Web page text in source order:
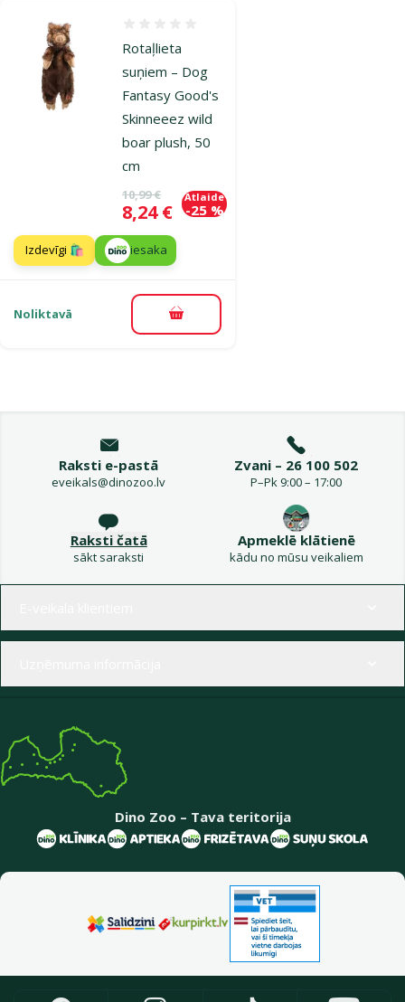
Rotaļlieta
suņiem – Dog
Fantasy Good's
Skinneeez wild
boar plush, 50
cm
Oriģinālā cena
10,99 €
Cena
8,24 €
Atlaide
-25 %
Izdevīgi 🛍️ iesaka
Noliktavā Pievienot grozam
Raksti e-pastā
eveikals@dinozoo.lv
Zvani – 26 100 502
P–Pk 9:00 – 17:00
Raksti čatā
sākt saraksti
Apmeklē klātienē
kādu no mūsu veikaliem
Dino Zoo – Tava teritorija